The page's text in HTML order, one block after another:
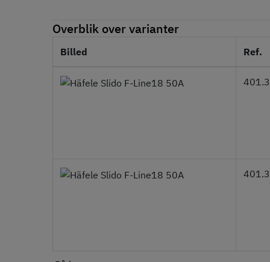
Overblik over varianter
Billed Ref.